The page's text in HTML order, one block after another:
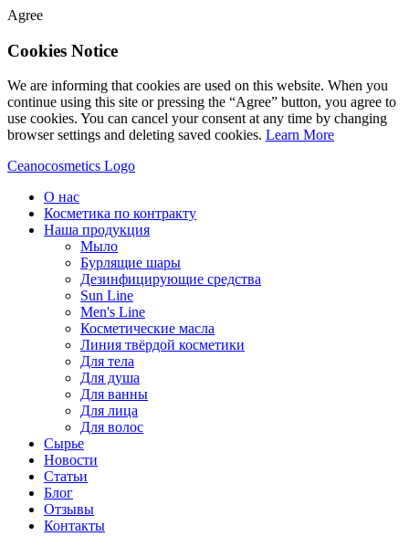
Agree
Cookies Notice
We are informing that cookies are used on this website. When you
continue using this site or pressing the “Agree” button, you agree to
use cookies. You can cancel your consent at any time by changing
browser settings and deleting saved cookies. Learn More
Ceanocosmetics Logo
О нас
Косметика по контракту
Наша продукция
Мыло
Бурлящие шары
Дезинфицирующие средства
Sun Line
Men's Line
Косметические масла
Линия твёрдой косметики
Для тела
Для душа
Для ванны
Для лица
Для волос
Сырье
Новости
Статьи
Блог
Отзывы
Контакты